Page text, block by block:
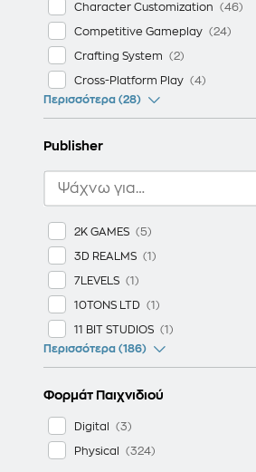
Character Customization
Competitive Gameplay
Crafting System
Cross-Platform Play
Περισσότερα (28)
Publisher
2K GAMES
3D REALMS
7LEVELS
10TONS LTD
11 BIT STUDIOS
Περισσότερα (186)
Φορμάτ Παιχνιδιού
Digital
Physical